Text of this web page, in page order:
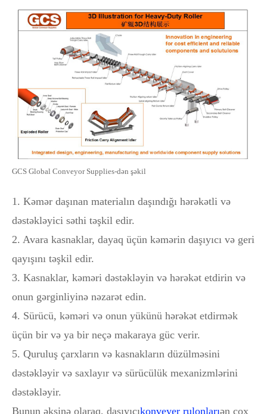
GCS Global Conveyor Supplies-dən şəkil
1. Kəmər daşınan materialın daşındığı hərəkətli və
dəstəkləyici səthi təşkil edir.
2. Avara kasnaklar, dayaq üçün kəmərin daşıyıcı və geri
qayışını təşkil edir.
3. Kasnaklar, kəməri dəstəkləyin və hərəkət etdirin və
onun gərginliyinə nəzarət edin.
4. Sürücü, kəməri və onun yükünü hərəkət etdirmək
üçün bir və ya bir neçə makaraya güc verir.
5. Quruluş çarxların və kasnakların düzülməsini
dəstəkləyir və saxlayır və sürücülük mexanizmlərini
dəstəkləyir.
Bunun əksinə olaraq, daşıyıcıkonveyer rulonlarıən çox